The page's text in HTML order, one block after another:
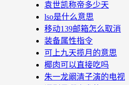
袁世凯称帝多少天
lso是什么意思
移动139邮箱怎么取消
装备属性指令
可上九天揽月的意思
椰肉可以直接吃吗
朱一龙阚清子演的电视